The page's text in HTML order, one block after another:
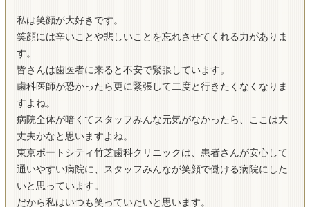
私は笑顔が大好きです。
笑顔には辛いことや悲しいことを忘れさせてくれる力がありま
す。
皆さんは歯医者に来ると不安で緊張しています。
歯科医師が恐かったら更に緊張して二度と行きたくなくなりま
すよね。
病院全体が暗くてスタッフみんな元気がなかったら、ここは大
丈夫かなと思いますよね。
東京ポートシティ竹芝歯科クリニックは、患者さんが安心して
通いやすい病院に、スタッフみんなが笑顔で働ける病院にした
いと思っています。
だから私はいつも笑っていたいと思います。